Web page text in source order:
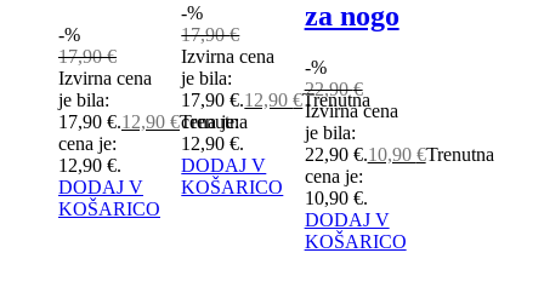
-%
17,90€
Izvirna cena
je bila:
17,90 €.12,90 €Trenutna
cena je:
12,90 €.
DODAJ V
KOŠARICO
-%
17,90€
Izvirna cena
je bila:
17,90 €.12,90€Trenutna
cena je:
12,90 €.
DODAJ V
KOŠARICO
za nogo
-%
22,90€
Izvirna cena
je bila:
22,90 €.10,90 €Trenutna
cena je:
10,90 €.
DODAJ V
KOŠARICO